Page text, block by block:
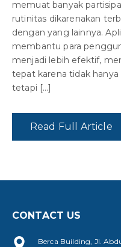
memuat banyak
rutinitas dikarenakan
dengan yang lainnya.
membantu para
menjadi lebih efektif,
tepat karena tidak
tetapi […]
Read Full Article
CONTACT US
Berca Building, Jl.